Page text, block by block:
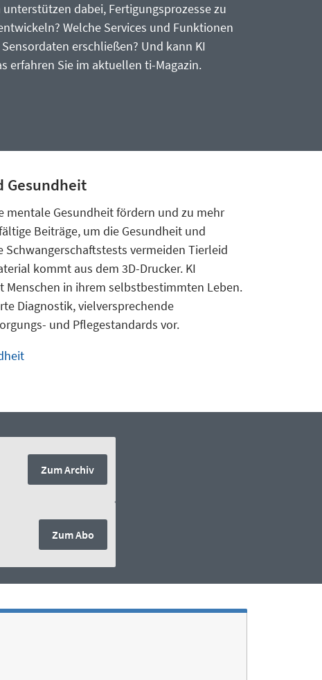
dabei, Fertigungsprozesse zu
Welche Services und Funktionen
erschließen? Und kann KI
erfahren Sie im aktuellen ti-Magazin.
Gesundheit
mentale Gesundheit fördern und zu mehr
Beiträge, um die Gesundheit und
Schwangerschaftstests vermeiden Tierleid
kommt aus dem 3D-Drucker. KI
in ihrem selbstbestimmten Leben.
Diagnostik, vielversprechende
und Pflegestandards vor.
Zum Archiv
Zum Abo